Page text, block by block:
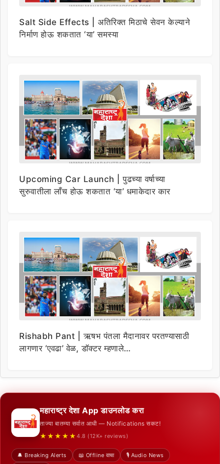
Salt Side Effects | अतिरिक्त मिठाचे सेवन केल्याने
निर्माण होऊ शकतात ‘या’ समस्या
Upcoming Car Launch | पुढच्या वर्षाच्या
सुरुवातीला लाँच होऊ शकतात ‘या’ धमाकेदार कार
Rishabh Pant | ऋषभ पंतला मैदानावर परतण्यासाठी
लागणार ‘एवढा’ वेळ, डॉक्टर म्हणाले…
महाराष्ट्र देशा App डाउनलोड करा
ताज्या बातम्या सर्वात आधी — Notifications सकट!
★★★★★ 4.8 (12K+ reviews)
🔔 Breaking Alerts 📖 Offline वाचा
🎙️ Audio News